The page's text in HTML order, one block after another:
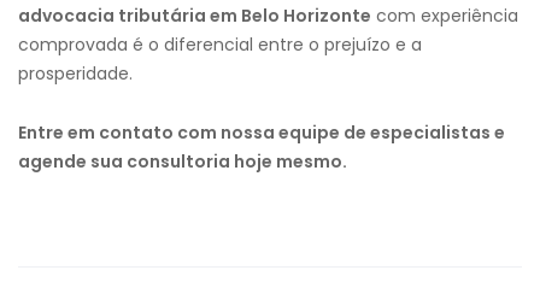
advocacia tributária em Belo Horizonte com experiência
comprovada é o diferencial entre o prejuízo e a
prosperidade.
Entre em contato com nossa equipe de especialistas e
agende sua consultoria hoje mesmo.